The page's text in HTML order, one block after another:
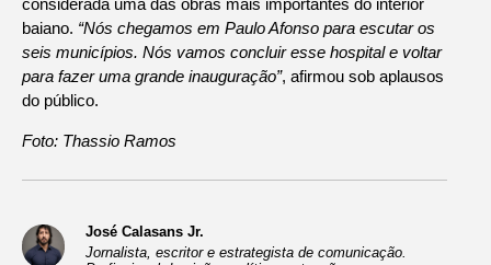
considerada uma das obras mais importantes do interior
baiano. “Nós chegamos em Paulo Afonso para escutar os
seis municípios. Nós vamos concluir esse hospital e voltar
para fazer uma grande inauguração”, afirmou sob aplausos
do público.
Foto: Thassio Ramos
José Calasans Jr.
Jornalista, escritor e estrategista de comunicação.